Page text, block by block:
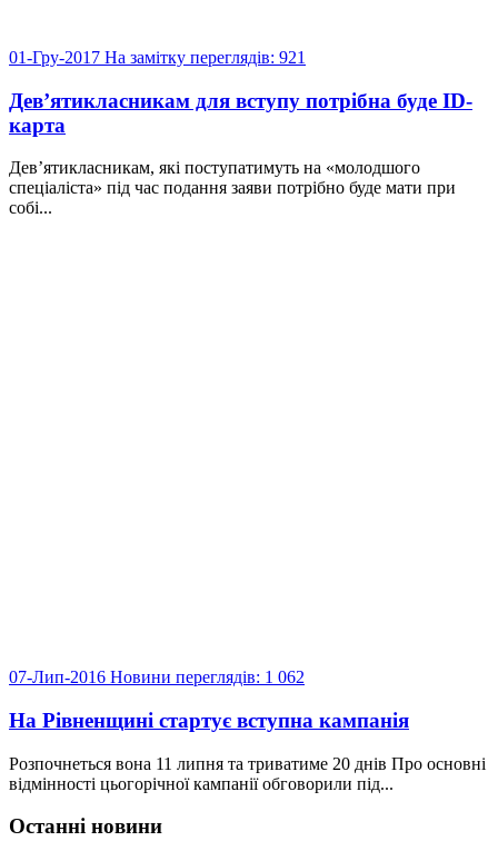
01-Гру-2017 На замітку переглядів: 921
Дев’ятикласникам для вступу потрібна буде ID-
карта
Дев’ятикласникам, які поступатимуть на «молодшого
спеціаліста» під час подання заяви потрібно буде мати при
собі...
07-Лип-2016 Новини переглядів: 1 062
На Рівненщині стартує вступна кампанія
Розпочнеться вона 11 липня та триватиме 20 днів Про основні
відмінності цьогорічної кампанії обговорили під...
Останні новини